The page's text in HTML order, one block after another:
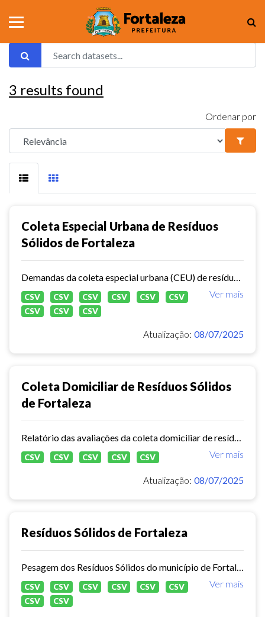
3 results found
Ordenar por
Coleta Especial Urbana de Resíduos
Sólidos de Fortaleza
Ver mais
CSV CSV CSV CSV CSV
CSV
CSV
CSV CSV
Atualização: 08/07/2025
Coleta Domiciliar de Resíduos Sólidos
de Fortaleza
Ver mais
CSV CSV CSV CSV CSV
Atualização: 08/07/2025
Resíduos Sólidos de Fortaleza
Ver mais
CSV CSV CSV CSV CSV
CSV
CSV
CSV